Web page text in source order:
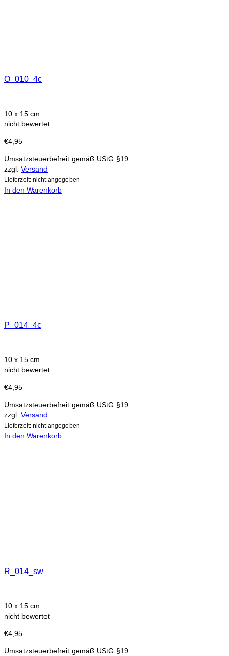
O_010_4c
10 x 15 cm
nicht bewertet
€4,95
Umsatzsteuerbefreit gemäß UStG §19
zzgl. Versand
Lieferzeit: nicht angegeben
In den Warenkorb
P_014_4c
10 x 15 cm
nicht bewertet
€4,95
Umsatzsteuerbefreit gemäß UStG §19
zzgl. Versand
Lieferzeit: nicht angegeben
In den Warenkorb
R_014_sw
10 x 15 cm
nicht bewertet
€4,95
Umsatzsteuerbefreit gemäß UStG §19